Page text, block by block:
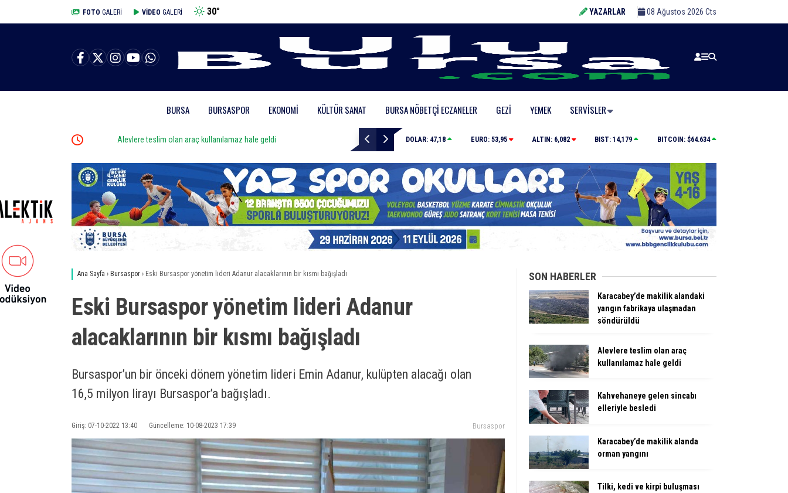
FOTO GALERİ VİDEO GALERİ 30° YAZARLAR 08 Ağustos 2026 Cts
BURSA BURSASPOR EKONOMI KÜLTÜR SANAT BURSA NÖBETÇI ECZANELER GEZI YEMEK SERVISLER
Alevlere teslim olan araç kullanılamaz hale geldi Kahvehaneye gelen sincabı elleriyle besledi Karacabey’de makilik alanda orman yangını
DOLAR: 47,18 EURO: 53,95 ALTIN: 6,082 BIST: 14,179 BITCOIN: $64.634
Ana Sayfa › Bursaspor › Eski Bursaspor yönetim lideri Adanur alacaklarının bir kısmı bağışladı
Eski Bursaspor yönetim lideri Adanur
alacaklarının bir kısmı bağışladı
Bursaspor’un bir önceki dönem yönetim lideri Emin Adanur, kulüpten alacağı olan
16,5 milyon lirayı Bursaspor’a bağışladı.
Giriş: 07-10-2022 13:40 Güncelleme: 10-08-2023 17:39 Bursaspor
SON HABERLER
Karacabey’de makilik alandaki
yangın fabrikaya ulaşmadan
söndürüldü
Alevlere teslim olan araç
kullanılamaz hale geldi
Kahvehaneye gelen sincabı
elleriyle besledi
Karacabey’de makilik alanda
orman yangını
Tilki, kedi ve kirpi buluşması